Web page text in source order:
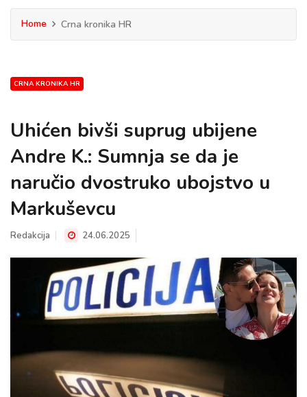
Home Crna kronika HR
CRNA KRONIKA HR
Uhićen bivši suprug ubijene
Andre K.: Sumnja se da je
naručio dvostruko ubojstvo u
Markuševcu
Redakcija 24.06.2025